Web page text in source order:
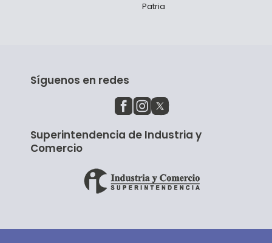
Patria
Síguenos en redes
Superintendencia de Industria y
Comercio